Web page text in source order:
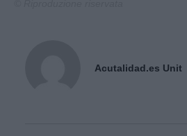
Acutalidad.es Unit